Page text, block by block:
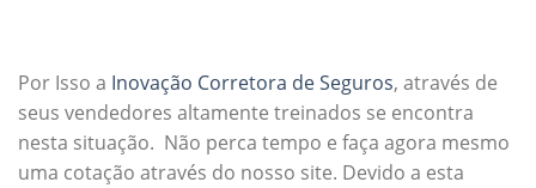
Por Isso a Inovação Corretora de Seguros, através de
seus vendedores altamente treinados se encontra
nesta situação. Não perca tempo e faça agora mesmo
uma cotação através do nosso site. Devido a esta